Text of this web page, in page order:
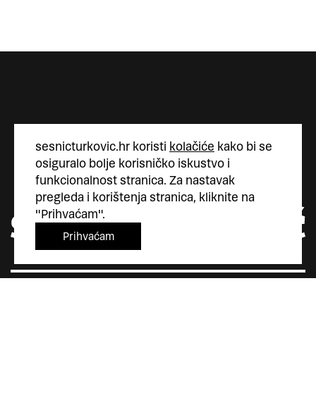
sesnicturkovic.hr koristi kolačiće kako bi se
osiguralo bolje korisničko iskustvo i
funkcionalnost stranica. Za nastavak
pregleda i korištenja stranica, kliknite na
"Prihvaćam".
Prihvaćam